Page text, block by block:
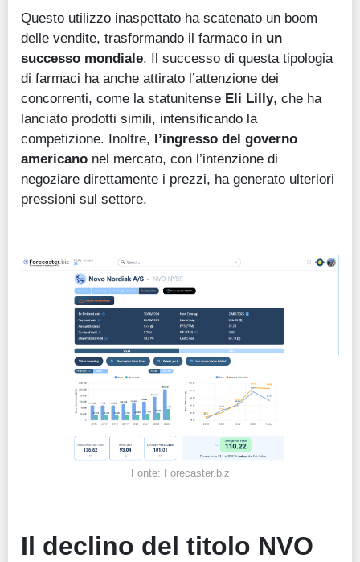
Questo utilizzo inaspettato ha scatenato un boom
delle vendite, trasformando il farmaco in un
successo mondiale. Il successo di questa tipologia
di farmaci ha anche attirato l’attenzione dei
concorrenti, come la statunitense Eli Lilly, che ha
lanciato prodotti simili, intensificando la
competizione. Inoltre, l’ingresso del governo
americano nel mercato, con l’intenzione di
negoziare direttamente i prezzi, ha generato ulteriori
pressioni sul settore.
Fonte: Forecaster.biz
Il declino del titolo NVO